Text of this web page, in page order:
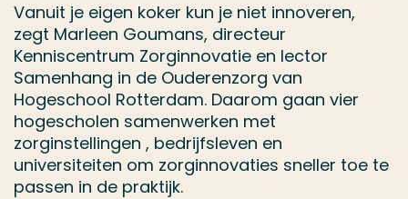
Vanuit je eigen koker kun je niet innoveren,
zegt Marleen Goumans, directeur
Kenniscentrum Zorginnovatie en lector
Samenhang in de Ouderenzorg van
Hogeschool Rotterdam. Daarom gaan vier
hogescholen samenwerken met
zorginstellingen , bedrijfsleven en
universiteiten om zorginnovaties sneller toe te
passen in de praktijk.